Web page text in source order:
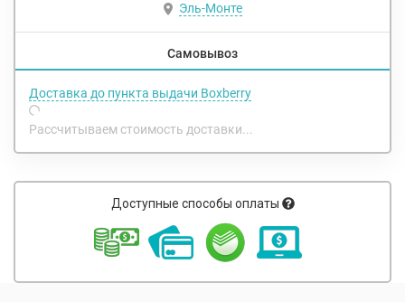
Эль-Монте
Самовывоз
Доставка до пункта выдачи Boxberry
Рассчитываем стоимость доставки...
Доступные способы оплаты